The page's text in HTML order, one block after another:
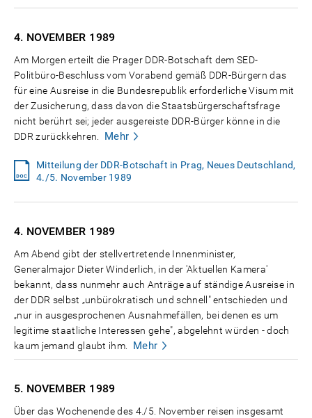
4. NOVEMBER 1989
Am Morgen erteilt die Prager DDR-Botschaft dem SED-
Politbüro-Beschluss vom Vorabend gemäß DDR-Bürgern das
für eine Ausreise in die Bundesrepublik erforderliche Visum mit
der Zusicherung, dass davon die Staatsbürgerschaftsfrage
nicht berührt sei; jeder ausgereiste DDR-Bürger könne in die
DDR zurückkehren.
Mehr
Mitteilung der DDR-Botschaft in Prag, Neues Deutschland,
4./5. November 1989
4. NOVEMBER 1989
Am Abend gibt der stellvertretende Innenminister,
Generalmajor Dieter Winderlich, in der 'Aktuellen Kamera'
bekannt, dass nunmehr auch Anträge auf ständige Ausreise in
der DDR selbst „unbürokratisch und schnell" entschieden und
„nur in ausgesprochenen Ausnahmefällen, bei denen es um
legitime staatliche Interessen gehe", abgelehnt würden - doch
kaum jemand glaubt ihm.
Mehr
5. NOVEMBER 1989
Über das Wochenende des 4./5. November reisen insgesamt